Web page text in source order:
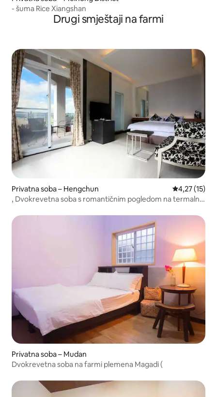
- šuma Rice Xiangshan
Drugi smještaji na farmi
Privatna soba – Hengchun Prosječna
4,27 (15)
, Dvokrevetna soba s romantičnim pogledom na termalni
Privatna soba – Mudan
Dvokrevetna soba na farmi plemena Magadi (